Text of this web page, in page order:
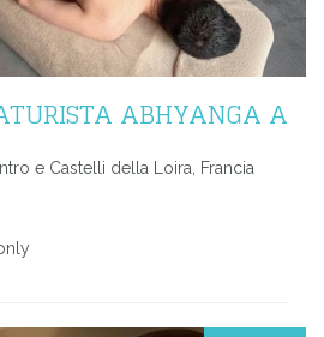
ABHYANGA A
e Castelli della Loira, Francia